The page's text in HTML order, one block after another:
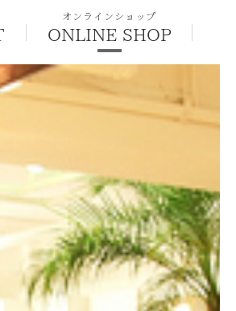
オンラインショップ
ONLINE SHOP